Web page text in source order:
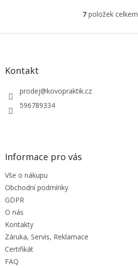
O
l
7položek celkem
Z
Kontakt
prodej@kovopraktik.cz
596789334
Informace pro vás
Vše o nákupu
Obchodní podmínky
GDPR
O nás
Kontakty
Záruka, Servis, Reklamace
Certifikát
FAQ